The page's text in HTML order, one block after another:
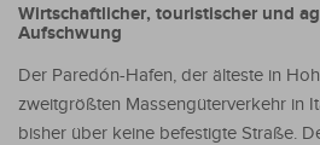
Wirtschaftlicher, touristischer und
Aufschwung
Der Paredón-Hafen, der älteste in
zweitgrößten Massengüterverkehr in
bisher über keine befestigte Straße.